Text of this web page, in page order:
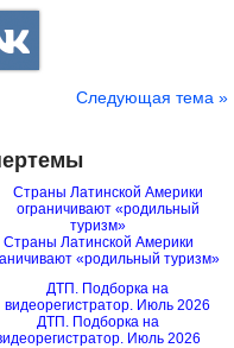
Следующая тема »
Страны Латинской Америки
«родильный туризм»
ДТП. Подборка на
Июль 2026